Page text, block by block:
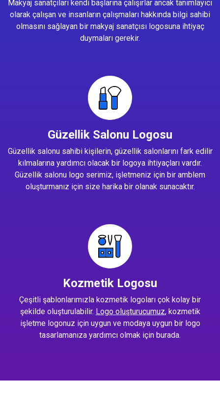
Makyaj sanatçıları kendi başlarına çalışırlar ancak tanımlayıcı
olarak çalışan ve insanların çalışmaları hakkında bilgi sahibi
olmasını sağlayan bir makyaj sanatçısı logosuna ihtiyaç
duymaları gerekir.
Güzellik Salonu Logosu
Güzellik salonu sahibi kişilerin, güzellik salonlarını fark edilir
kılmalarına yardımcı olacak bir logoya ihtiyaçları vardır.
Güzellik salonu logo serimiz, işletmeniz için bir amblem
oluşturmanız için size harika bir olanak sunacaktır.
Kozmetik Logosu
Çeşitli şablonlarımızla kozmetik logoları çok kolay bir
şekilde oluşturulabilir. Logo oluşturucumuz, kozmetik
işletme logonuz için uygun ve modaya uygun bir logo
tasarlamanıza yardımcı olmak için burada.